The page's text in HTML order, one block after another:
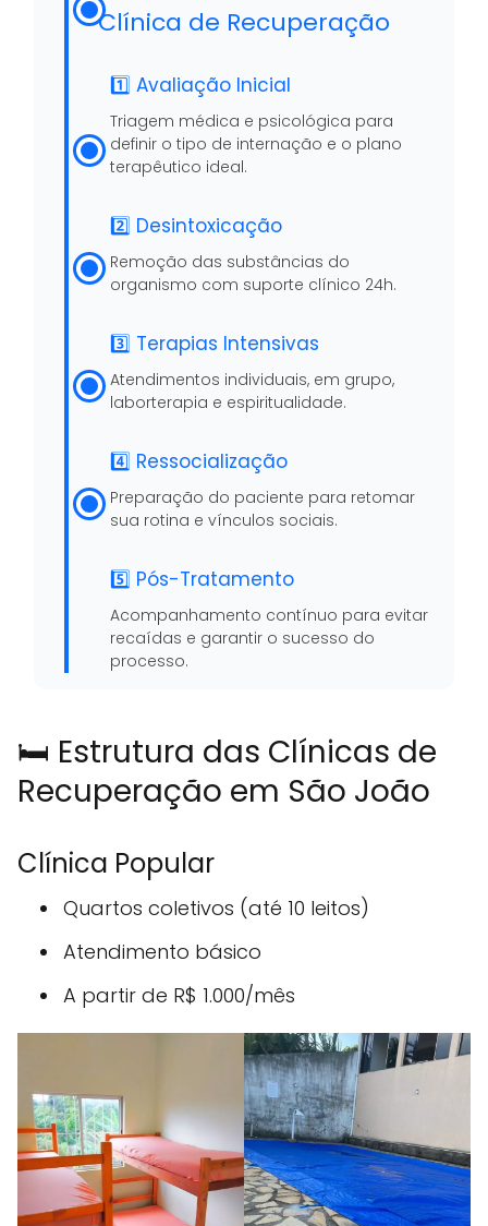
Clínica de Recuperação
1️⃣ Avaliação Inicial
Triagem médica e psicológica para
definir o tipo de internação e o plano
terapêutico ideal.
2️⃣ Desintoxicação
Remoção das substâncias do
organismo com suporte clínico 24h.
3️⃣ Terapias Intensivas
Atendimentos individuais, em grupo,
laborterapia e espiritualidade.
4️⃣ Ressocialização
Preparação do paciente para retomar
sua rotina e vínculos sociais.
5️⃣ Pós-Tratamento
Acompanhamento contínuo para evitar
recaídas e garantir o sucesso do
processo.
🛏️ Estrutura das Clínicas de
Recuperação em São João
Clínica Popular
Quartos coletivos (até 10 leitos)
Atendimento básico
A partir de R$ 1.000/mês